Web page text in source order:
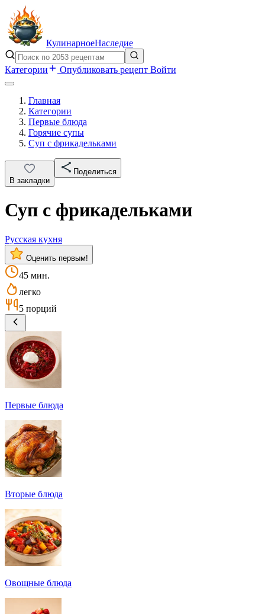
КулинарноеНаследие
Категории Опубликовать рецепт Войти
Главная
Категории
Первые блюда
Горячие супы
Суп с фрикадельками
В закладки
Поделиться
Суп с фрикадельками
Русская кухня
Оценить первым!
45 мин.
легко
5 порций
Первые блюда
Вторые блюда
Овощные блюда